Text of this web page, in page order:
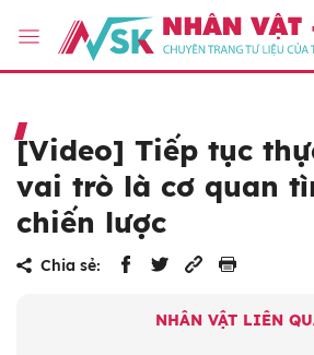
[Video] Tiếp tục
vai trò là cơ quan
chiến lược
Chia sẻ:
NHÂN VẬT LIÊN